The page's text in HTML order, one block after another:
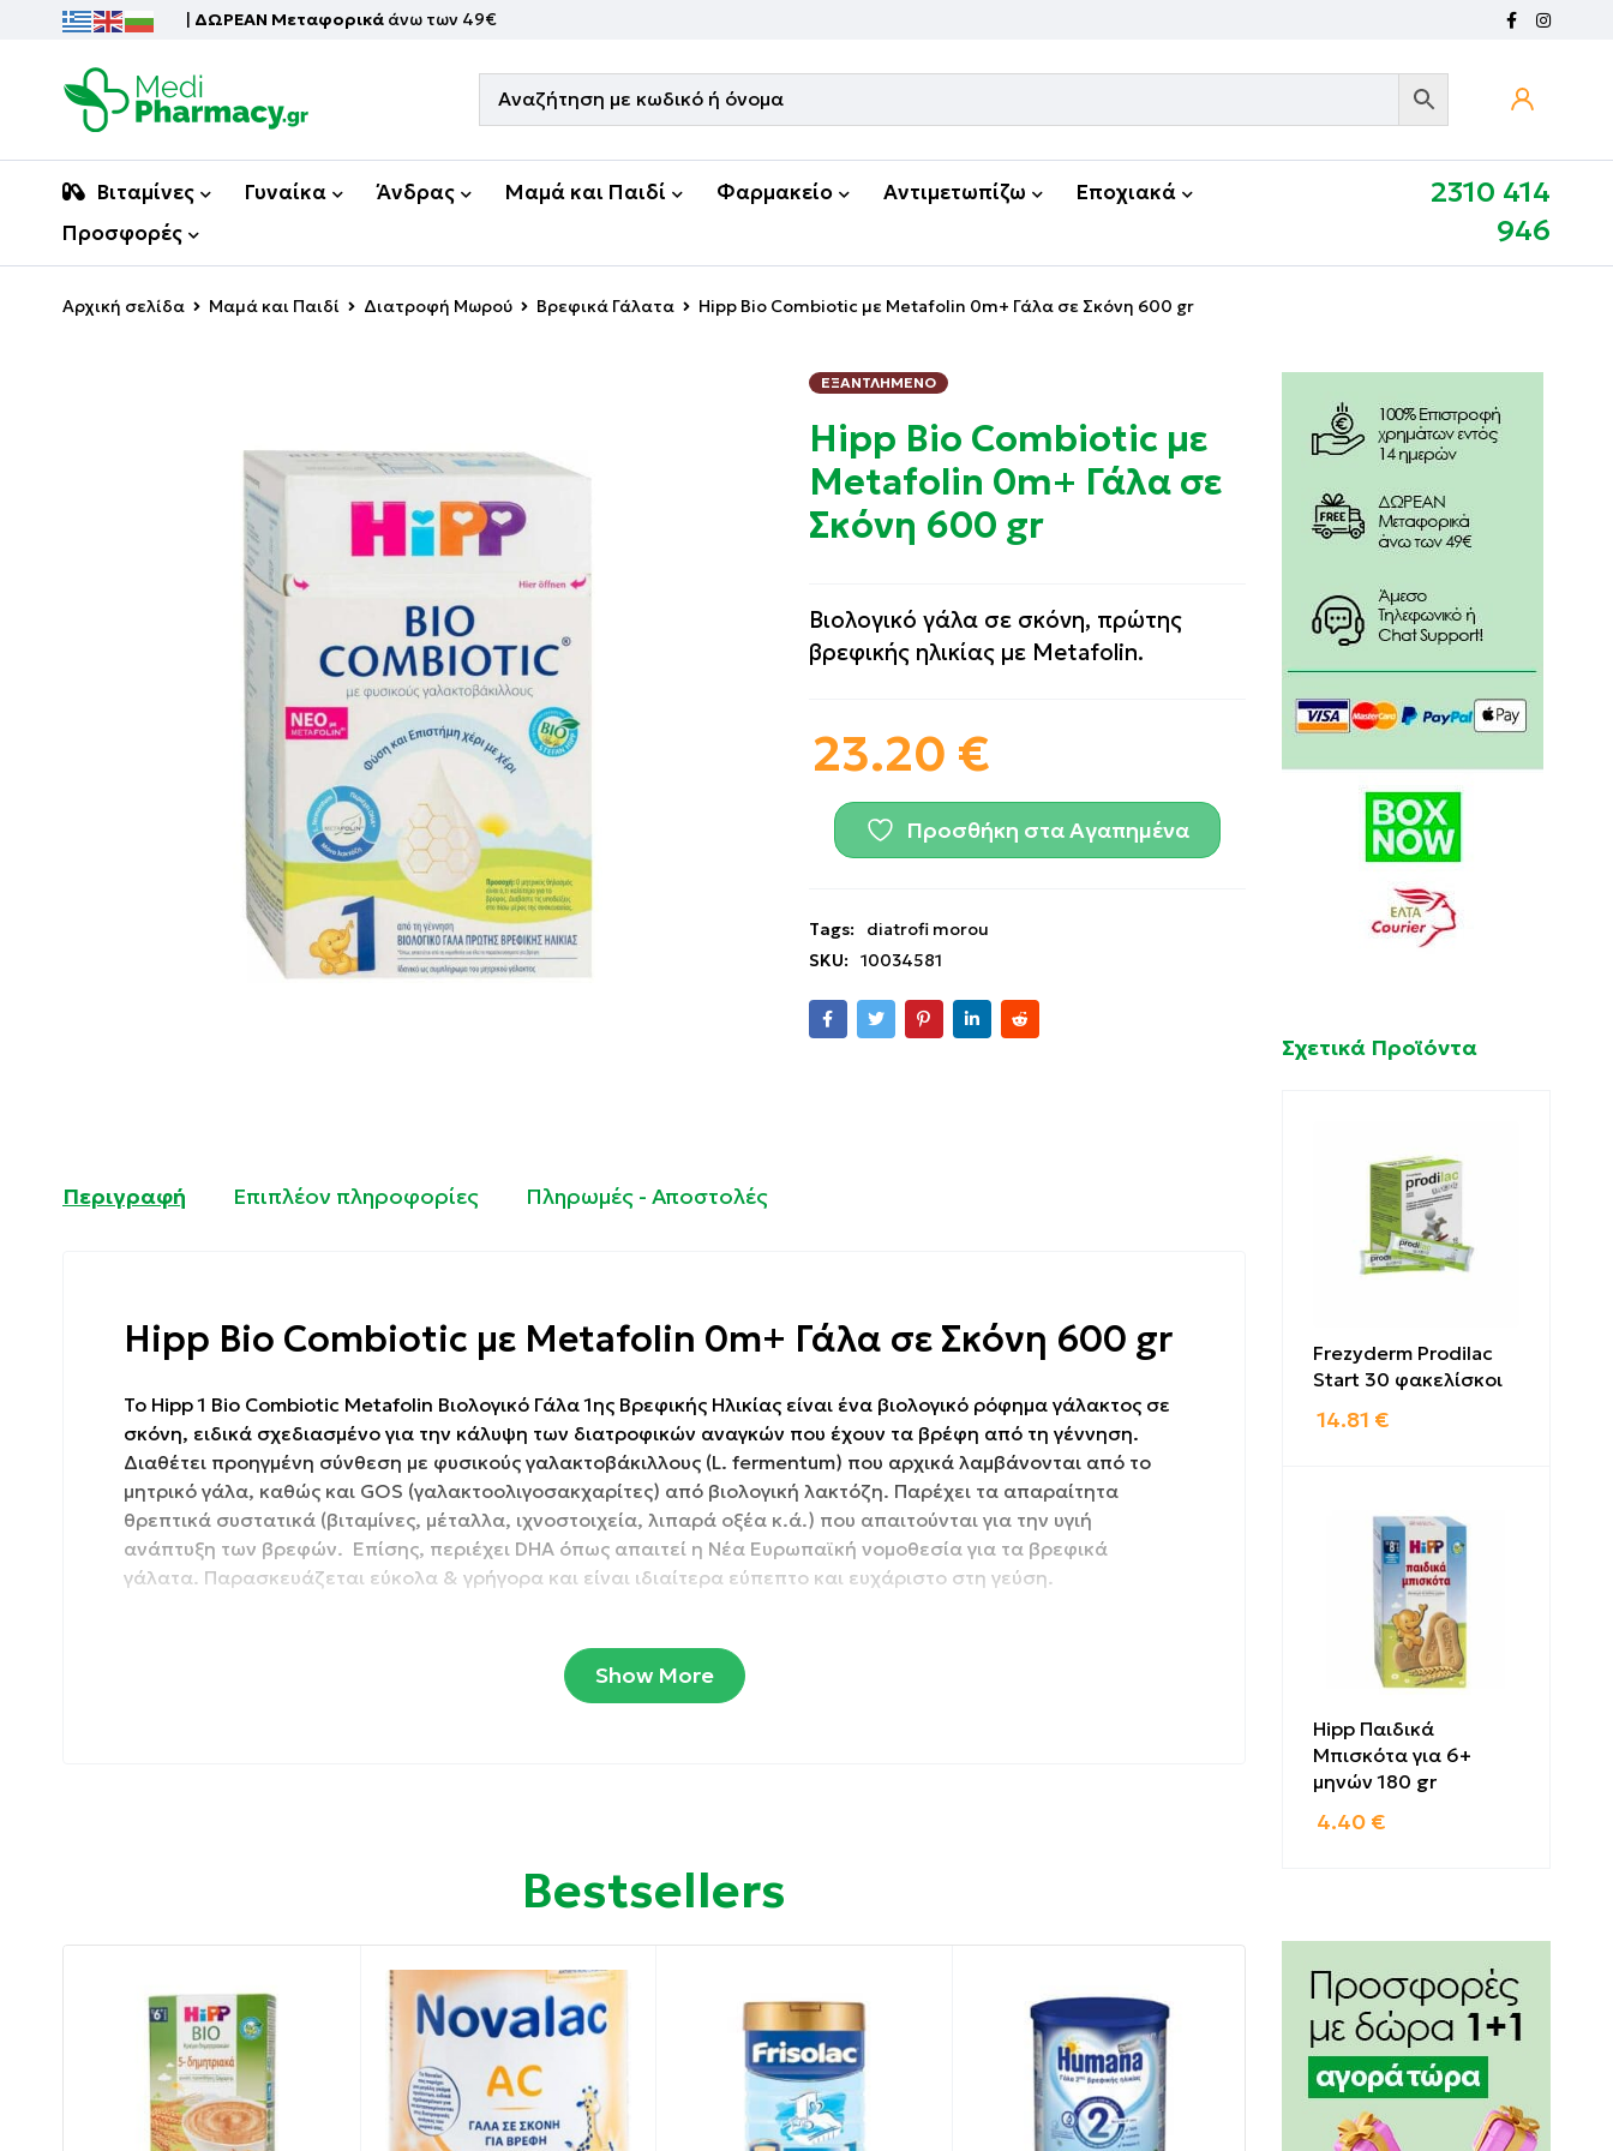
| ΔΩΡΕΑΝ Μεταφορικά άνω των 49€
Βιταμίνες Γυναίκα Άνδρας Μαμά και Παιδί Φαρμακείο Αντιμετωπίζω
Εποχιακά
Προσφορές
2310 414
946
Αρχική σελίδα Μαμά και Παιδί Διατροφή Μωρού Βρεφικά Γάλατα Hipp Bio Combiotic με Metafolin 0m+ Γάλα σε Σκόνη 600 gr
ΕΞΑΝΤΛΗΜΈΝΟ
Hipp Bio Combiotic με
Metafolin 0m+ Γάλα σε
Σκόνη 600 gr
Βιολογικό γάλα σε σκόνη, πρώτης
βρεφικής ηλικίας με Metafolin.
23.20 €
Προσθήκη στα Αγαπημένα
Tags:
diatrofi morou
SKU:
10034581
Περιγραφή Επιπλέον πληροφορίες Πληρωμές - Αποστολές
Hipp Bio Combiotic με Metafolin 0m+ Γάλα σε Σκόνη 600 gr
Το Hipp 1 Bio Combiotic Metafolin Βιολογικό Γάλα 1ης Βρεφικής Ηλικίας είναι ένα βιολογικό ρόφημα γάλακτος σε
σκόνη, ειδικά σχεδιασμένο για την κάλυψη των διατροφικών αναγκών που έχουν τα βρέφη από τη γέννηση.
Διαθέτει προηγμένη σύνθεση με φυσικούς γαλακτοβάκιλλους (L. fermentum) που αρχικά λαμβάνονται από το
μητρικό γάλα, καθώς και GOS (γαλακτοολιγοσακχαρίτες) από βιολογική λακτόζη. Παρέχει τα απαραίτητα
θρεπτικά συστατικά (βιταμίνες, μέταλλα, ιχνοστοιχεία, λιπαρά οξέα κ.ά.) που απαιτούνται για την υγιή
ανάπτυξη των βρεφών. Επίσης, περιέχει DHA όπως απαιτεί η Νέα Ευρωπαϊκή νομοθεσία για τα βρεφικά
γάλατα. Παρασκευάζεται εύκολα & γρήγορα και είναι ιδιαίτερα εύπεπτο και ευχάριστο στη γεύση.
Κατάλληλο από τη γέννηση.
Βιολογικό προϊόν.
Οδηγίες χρήσης:
Να χρησιμοποιείτε 1 κοφτή μεζούρα σκόνης (4.3 g) για κάθε 30 ml νερού.
Show More
Bestsellers
Σχετικά Προϊόντα
Frezyderm Prodilac
Start 30 φακελίσκοι
14.81 €
Hipp Παιδικά
Μπισκότα για 6+
μηνών 180 gr
4.40 €